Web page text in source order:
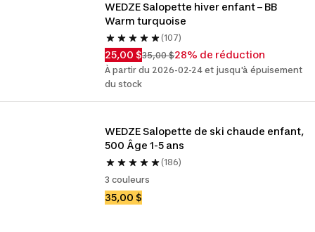
WEDZE Salopette hiver enfant – BB
Warm turquoise
(107)
25,00 $35,00 $28% de réduction
À partir du 2026-02-24 et jusqu'à épuisement
du stock
WEDZE Salopette de ski chaude enfant,
500 Âge 1-5 ans
(186)
3 couleurs
35,00 $